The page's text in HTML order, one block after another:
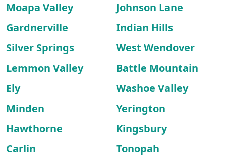
Moapa Valley
Johnson Lane
Gardnerville
Indian Hills
Silver Springs
West Wendover
Lemmon Valley
Battle Mountain
Ely
Washoe Valley
Minden
Yerington
Hawthorne
Kingsbury
Carlin
Tonopah